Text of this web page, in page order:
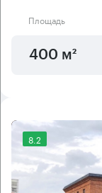
Площадь
400 м²
8.2